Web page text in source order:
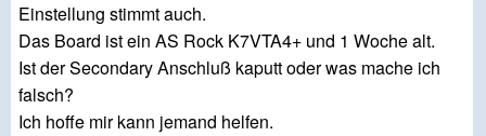
Einstellung stimmt auch.
Das Board ist ein AS Rock K7VTA4+ und 1 Woche alt.
Ist der Secondary Anschluß kaputt oder was mache ich
falsch?
Ich hoffe mir kann jemand helfen.